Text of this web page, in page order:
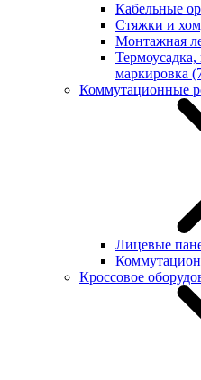
Кабельные
Стяжки и
Монтажная
маркировка
Коммутационные
Лицевые
Кроссовое